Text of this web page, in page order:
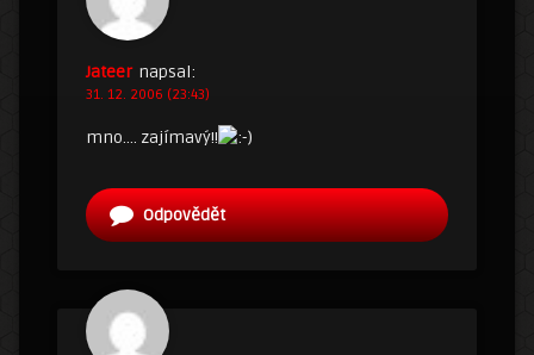
Jateer napsal:
31. 12. 2006 (23:43)
mno…. zajímavý!!
Odpovědět